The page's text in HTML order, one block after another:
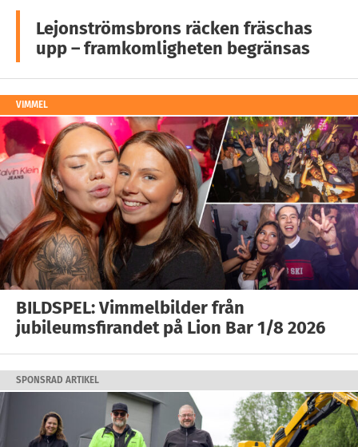
Lejonströmsbrons räcken fräschas
upp – framkomligheten begränsas
VIMMEL
BILDSPEL: Vimmelbilder från
jubileumsfirandet på Lion Bar 1/8 2026
SPONSRAD ARTIKEL